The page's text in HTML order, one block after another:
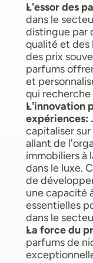
L'essor des
dans le
distingue par
qualité et des
des prix
parfums
et
qui
L'innovation
expériences:
capitaliser
allant de
immobiliers à
dans le luxe.
de
une capacité
essentielles
dans le
La force du
parfums de